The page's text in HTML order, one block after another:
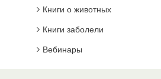
Книги о животных
Книги заболели
Вебинары